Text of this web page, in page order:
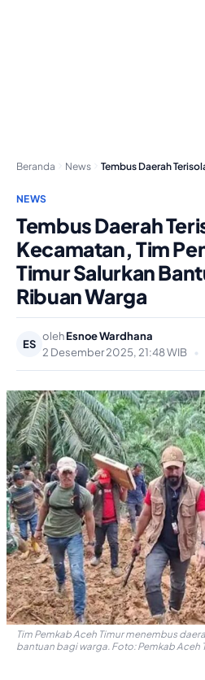
Beranda News
NEWS
Tembus Daerah
Kecamatan, Tim
Timur Salurkan
Ribuan Warga
ES
olehEsnoe Wardhana
2 Desember 2025, 21:48 WIB
•
Tim Pemkab Aceh Timur menembus
bantuan bagi warga. Foto: Pemkab Aceh